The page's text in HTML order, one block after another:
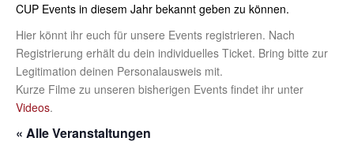
CUP Events in diesem Jahr bekannt geben zu können.
Hier könnt ihr euch für unsere Events registrieren. Nach
Registrierung erhält du dein individuelles Ticket. Bring bitte zur
Legitimation deinen Personalausweis mit.
Kurze Filme zu unseren bisherigen Events findet ihr unter
Videos.
« Alle Veranstaltungen